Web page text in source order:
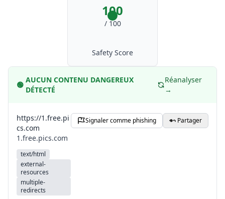
100
/ 100
Safety Score
🟢
AUCUN CONTENU DANGEREUX
DÉTECTÉ
Réanalyser
→
https://1.free.pi
cs.com
1.free.pics.com
text/html
external-
resources
multiple-
redirects
Signaler comme phishing Partager